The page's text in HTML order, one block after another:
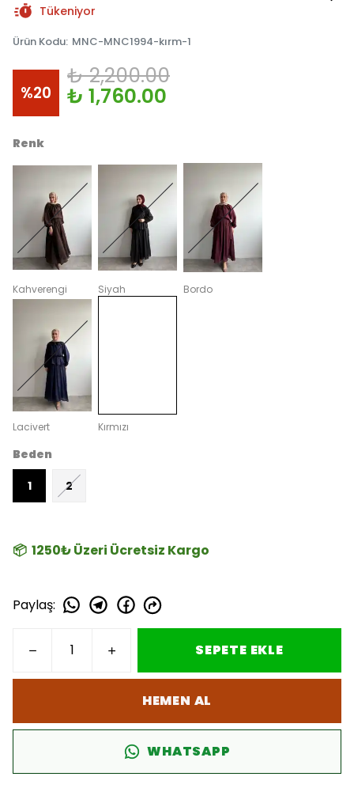
Tükeniyor
Ürün Kodu: MNC-MNC1994-kırm-1
%20
₺ 2,200.00
₺ 1,760.00
Renk
Kahverengi Siyah Bordo
Lacivert Kırmızı
Beden
1
2
📦 1250₺ Üzeri Ücretsiz Kargo
Paylaş:
SEPETE EKLE
HEMEN AL
WHATSAPP